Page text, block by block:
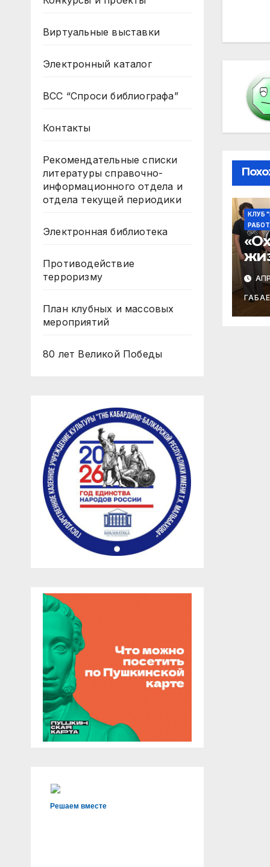
Виртуальные выставки
Электронный каталог
ВСС “Спроси библиографа”
Контакты
Рекомендательные списки
литературы справочно-
информационного отдела и
отдела текущей периодики
Электронная библиотека
Противодействие
терроризму
План клубных и массовых
мероприятий
80 лет Великой Победы
Решаем вместе
КЛУБ